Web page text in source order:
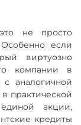
не просто
если
виртуозно
компании в
аналогичной
практической
акции,
кредиты